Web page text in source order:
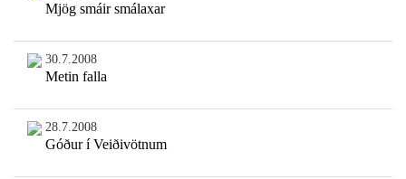
Mjög smáir smálaxar
30.7.2008
Metin falla
28.7.2008
Góður í Veiðivötnum